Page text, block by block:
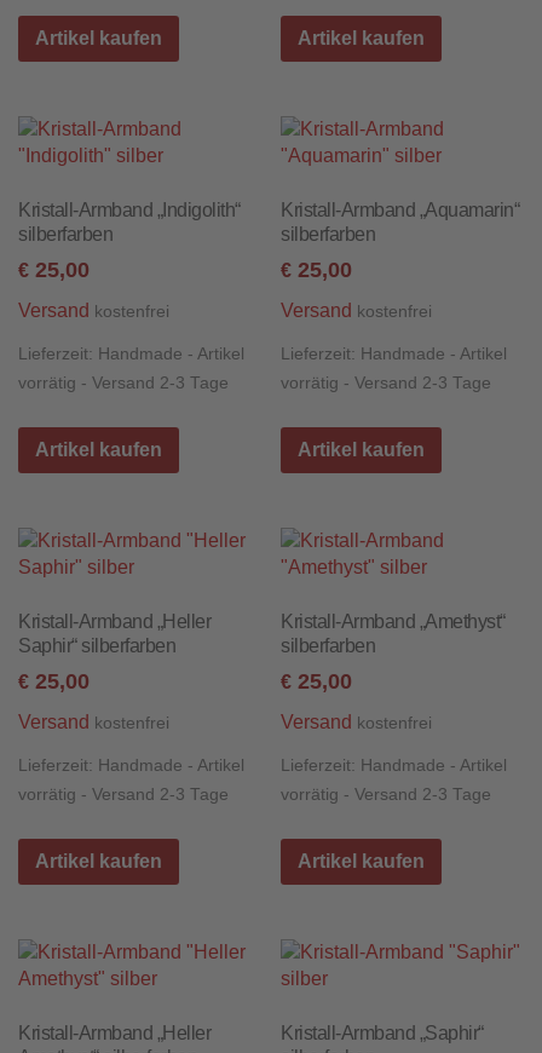
Artikel kaufen Artikel kaufen
Kristall-Armband „Indigolith“
silberfarben
€ 25,00
Versand kostenfrei
Lieferzeit: Handmade - Artikel
vorrätig - Versand 2-3 Tage
Artikel kaufen
Kristall-Armband „Aquamarin“
silberfarben
€ 25,00
Versand kostenfrei
Lieferzeit: Handmade - Artikel
vorrätig - Versand 2-3 Tage
Artikel kaufen
Kristall-Armband „Heller
Saphir“ silberfarben
€ 25,00
Versand kostenfrei
Lieferzeit: Handmade - Artikel
vorrätig - Versand 2-3 Tage
Artikel kaufen
Kristall-Armband „Amethyst“
silberfarben
€ 25,00
Versand kostenfrei
Lieferzeit: Handmade - Artikel
vorrätig - Versand 2-3 Tage
Artikel kaufen
Kristall-Armband „Heller
Kristall-Armband „Saphir“